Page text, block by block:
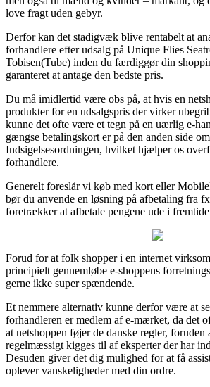
love fragt uden gebyr.
Derfor kan det stadigvæk blive rentabelt at
forhandlere efter udsalg på Unique Flies
Tobisen(Tube) inden du færdiggør din
garanteret at antage den bedste pris.
Du må imidlertid være obs på, at hvis en
produkter for en udsalgspris der virker
kunne det ofte være et tegn på en uærlig e-
gængse betalingskort er på den anden side
Indsigelsesordningen, hvilket hjælper os
forhandlere.
Generelt foreslår vi køb med kort eller
bør du anvende en løsning på afbetaling fra
foretrækker at afbetale pengene ude i
Forud for at folk shopper i en internet
principielt gennemløbe e-shoppens
gerne ikke super spændende.
Et nemmere alternativ kunne derfor være at
forhandleren er medlem af e-mærket, da det
at netshoppen føjer de danske regler, foruden
regelmæssigt kigges til af eksperter der har
Desuden giver det dig mulighed for at få
oplever vanskeligheder med din ordre.